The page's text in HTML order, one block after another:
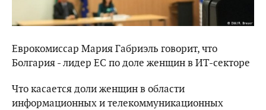
Еврокомиссар Мария Габриэль говорит, что
Болгария - лидер ЕС по доле женщин в ИТ-секторе
Что касается доли женщин в области
информационных и телекоммуникационных